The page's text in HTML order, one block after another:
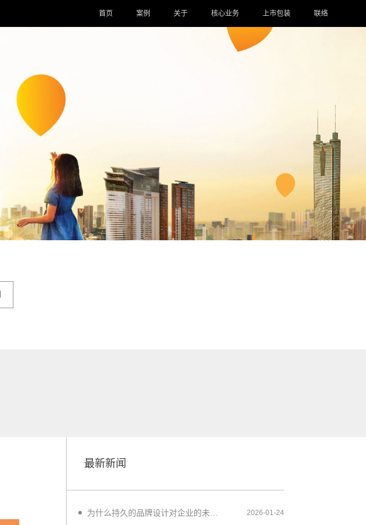
首页 案例 关于 核心业务 上市包装 联络
最新新闻
为什么持久的品牌设计对企业的未来至关重要 2026-01-24